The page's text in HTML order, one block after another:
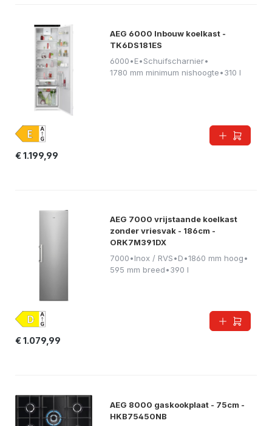
AEG 6000 Inbouw koelkast -
TK6DS181ES
6000•E•Schuifscharnier•
1780 mm minimum nishoogte•310 l
€ 1.199,99
AEG 7000 vrijstaande koelkast
zonder vriesvak - 186cm -
ORK7M391DX
7000•Inox / RVS•D•1860 mm hoog•
595 mm breed•390 l
€ 1.079,99
AEG 8000 gaskookplaat - 75cm -
HKB75450NB